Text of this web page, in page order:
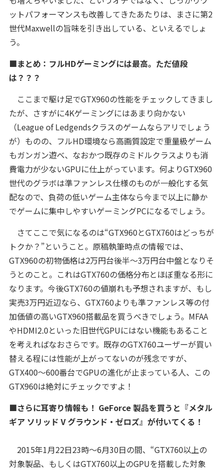
ットパフォーマンスも改善してきたあたりは、まさに第2
世代Maxwellの旨味を引き出している、といえるでしょ
う。
■まとめ：フルHDゲーミングには最高。ただ値段
は？？？
ここまで駆け足でGTX960の性能をチェックしてきまし
たが、さすがに4Kゲーミングにはあまり向かない
（League of Ledgendsクラスのゲームならアリでしょう
が）ものの、フルHD環境なら高画質設定で重量級ゲーム
もガンガン遊べ、なおかつ既存のミドルクラスよりも消
費電力が少ないGPUに仕上がっています。何よりGTX960
世代のグラボは準ファンレス仕様のものが一般化する気
配なので、負荷の低いゲーム主体なら今まで以上に静か
でゲームに集中しやすいゲーミングPCになるでしょう。
さてここで気になるのは“GTX960とGTX760はどっちが
トクか？”ということ。原稿執筆時点の情報では、
GTX960の初物価格は2万円台後半～3万円台中盤となりそ
うとのこと。これはGTX760の価格分布とほぼ重なる形に
なります。今後GTX760の値崩れも予想されますが、もし
実売3万円近辺なら、GTX760よりも準ファンレス等の付
加価値の高いGTX960搭載品を買うべきでしょう。MFAA
やHDMI2.0といった旧世代GPUにはない機能もあること
を考えればなおさらです。既存のGTX760ユーザーが買い
替える程には性能が上がってないのが残念ですが、
GTX400～600番台でGPUの進化が止まっている人、この
GTX960は絶対にチェックですよ！
■さらに耳寄り情報も！ GeForce 製品を買うと『メタル
ギア ソリッド V グラウンド・ゼロズ』が付いてくる！
2015年1月22日23時～6月30日の間、“GTX760以上の
対象製品、もしくはGTX760以上のGPUを搭載した対象